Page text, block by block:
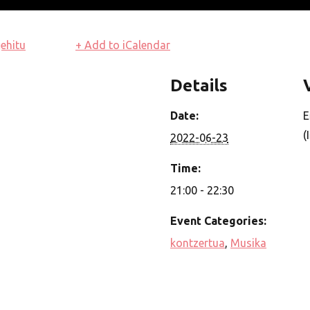
+ Add to iCalendar
Details
Date:
2022-06-23
Time:
21:00 - 22:30
Event Categories:
kontzertua Musika